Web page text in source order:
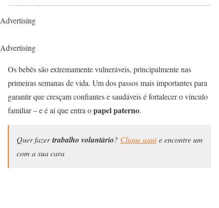
Advertising
Advertising
Os bebês são extremamente vulneráveis, principalmente nas
primeiras semanas de vida. Um dos passos mais importantes para
garantir que cresçam confiantes e saudáveis é fortalecer o vínculo
familiar – e é aí que entra opapel paterno.
Quer fazertrabalho voluntário? Clique aquie encontre um
com a sua cara